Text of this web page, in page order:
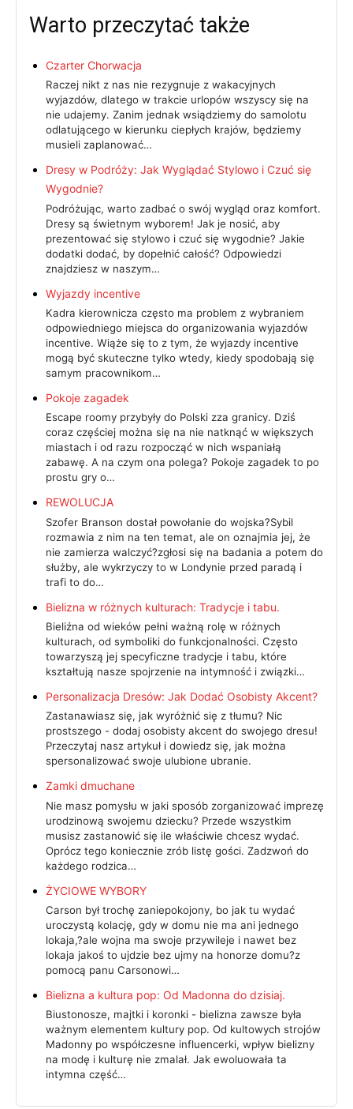
Warto przeczytać także
Czarter Chorwacja
Raczej nikt z nas nie rezygnuje z wakacyjnych
wyjazdów, dlatego w trakcie urlopów wszyscy się na
nie udajemy. Zanim jednak wsiądziemy do samolotu
odlatującego w kierunku ciepłych krajów, będziemy
musieli zaplanować…
Dresy w Podróży: Jak Wyglądać Stylowo i Czuć się
Wygodnie?
Podróżując, warto zadbać o swój wygląd oraz komfort.
Dresy są świetnym wyborem! Jak je nosić, aby
prezentować się stylowo i czuć się wygodnie? Jakie
dodatki dodać, by dopełnić całość? Odpowiedzi
znajdziesz w naszym…
Wyjazdy incentive
Kadra kierownicza często ma problem z wybraniem
odpowiedniego miejsca do organizowania wyjazdów
incentive. Wiąże się to z tym, że wyjazdy incentive
mogą być skuteczne tylko wtedy, kiedy spodobają się
samym pracownikom…
Pokoje zagadek
Escape roomy przybyły do Polski zza granicy. Dziś
coraz częściej można się na nie natknąć w większych
miastach i od razu rozpocząć w nich wspaniałą
zabawę. A na czym ona polega? Pokoje zagadek to po
prostu gry o…
REWOLUCJA
Szofer Branson dostał powołanie do wojska?Sybil
rozmawia z nim na ten temat, ale on oznajmia jej, że
nie zamierza walczyć?zgłosi się na badania a potem do
służby, ale wykrzyczy to w Londynie przed paradą i
trafi to do…
Bielizna w różnych kulturach: Tradycje i tabu.
Bieliźna od wieków pełni ważną rolę w różnych
kulturach, od symboliki do funkcjonalności. Często
towarzyszą jej specyficzne tradycje i tabu, które
kształtują nasze spojrzenie na intymność i związki…
Personalizacja Dresów: Jak Dodać Osobisty Akcent?
Zastanawiasz się, jak wyróżnić się z tłumu? Nic
prostszego - dodaj osobisty akcent do swojego dresu!
Przeczytaj nasz artykuł i dowiedz się, jak można
spersonalizować swoje ulubione ubranie.
Zamki dmuchane
Nie masz pomysłu w jaki sposób zorganizować imprezę
urodzinową swojemu dziecku? Przede wszystkim
musisz zastanowić się ile właściwie chcesz wydać.
Oprócz tego koniecznie zrób listę gości. Zadzwoń do
każdego rodzica…
ŻYCIOWE WYBORY
Carson był trochę zaniepokojony, bo jak tu wydać
uroczystą kolację, gdy w domu nie ma ani jednego
lokaja,?ale wojna ma swoje przywileje i nawet bez
lokaja jakoś to ujdzie bez ujmy na honorze domu?z
pomocą panu Carsonowi…
Bielizna a kultura pop: Od Madonna do dzisiaj.
Biustonosze, majtki i koronki - bielizna zawsze była
ważnym elementem kultury pop. Od kultowych strojów
Madonny po współczesne influencerki, wpływ bielizny
na modę i kulturę nie zmalał. Jak ewoluowała ta
intymna część…